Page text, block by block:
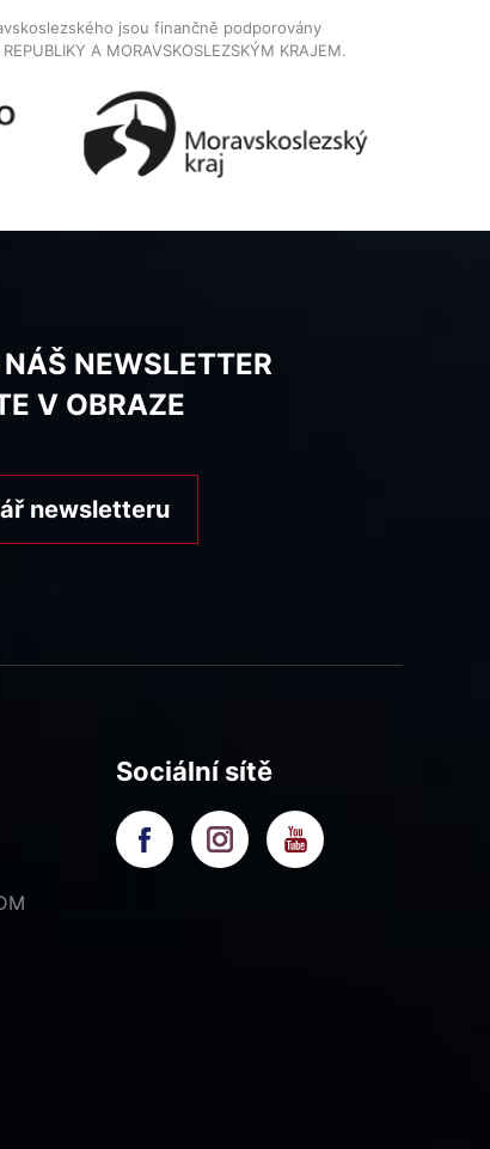
jsou finančně podporovány
A MORAVSKOSLEZSKÝM KRAJEM.
NEWSLETTER
V OBRAZE
newsletteru
Sociální sítě